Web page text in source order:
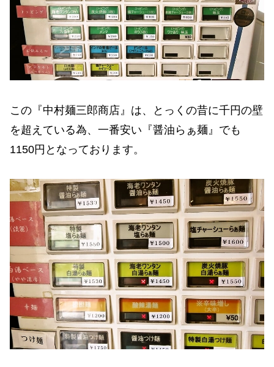
この『中村麺三郎商店』は、とっくの昔に千円の壁
を超えている為、一番安い『醤油らぁ麺』でも
1150円となっております。